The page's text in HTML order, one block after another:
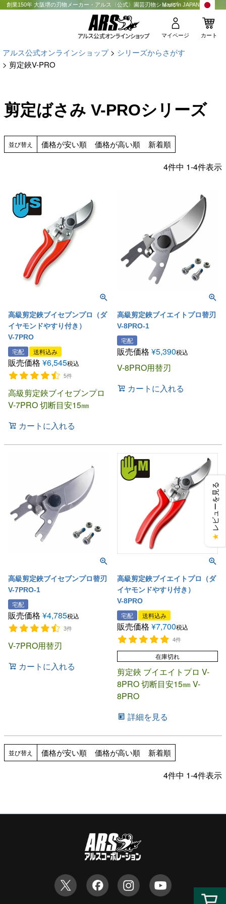
創業150年 大阪堺の刃物メーカー・アルス〈公式〉園芸刃物ショップMade in JAPAN
マイページ カート
アルス公式オンラインショップ
シリーズからさがす
剪定鋏V-PRO
剪定ばさみ V-PROシリーズ
並び替え 価格が安い順 価格が高い順 新着順
4件中 1-4件表示
高級剪定鋏ブイセブンプロ（ダ
イヤモンドやすり付き）
V-7PRO
宅配 送料込み
販売価格 ¥6,545税込
5件
高級剪定鋏ブイセブンプロ
V-7PRO 切断目安15㎜
カートに入れる
高級剪定鋏ブイエイトプロ替刃
V-8PRO-1
宅配
販売価格 ¥5,390税込
V-8PRO用替刃
カートに入れる
高級剪定鋏ブイセブンプロ替刃
V-7PRO-1
宅配
販売価格 ¥4,785税込
3件
V-7PRO用替刃
カートに入れる
高級剪定鋏ブイエイトプロ（ダ
イヤモンドやすり付き）
V-8PRO
宅配 送料込み
販売価格 ¥7,700税込
4件
在庫切れ
剪定鋏 ブイエイトプロ V-
8PRO 切断目安15㎜ V-
8PRO
詳細を見る
並び替え 価格が安い順 価格が高い順 新着順
4件中 1-4件表示
★
レビューを見る